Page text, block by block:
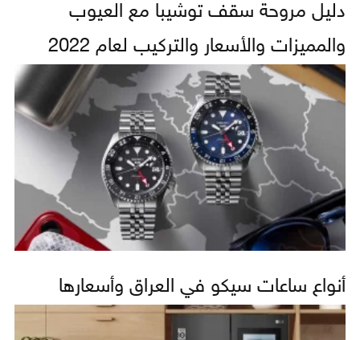
دليل مروحة سقف توشيبا مع العيوب
والمميزات والأسعار والتركيب لعام 2022
أنواع ساعات سيكو في العراق وأسعارها